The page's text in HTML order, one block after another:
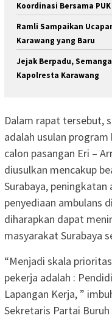
Koordinasi Bersama
Ramli Sampaikan
Karawang yang Baru
Jejak Berpadu,
Kapolresta Karawang
Dalam rapat tersebut,
adalah usulan
calon pasangan Eri –
diusulkan mencakup
Surabaya, peningkatan
penyediaan ambulans
diharapkan dapat
masyarakat Surabaya
“Menjadi skala
pekerja adalah :
Lapangan Kerja, ”
Sekretaris Partai